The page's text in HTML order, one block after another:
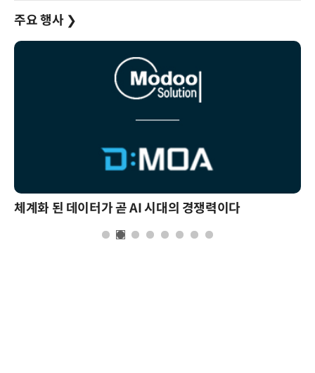
주요 행사 ❯
체계화 된 데이터가 곧 AI 시대의 경쟁력이다